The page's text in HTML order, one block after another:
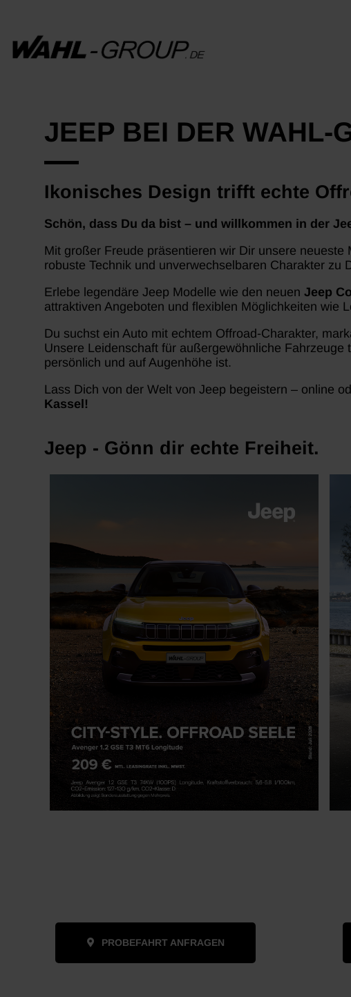
JEEP BEI DER WAHL-
Ikonisches Design trifft echte
Schön, dass Du da bist – und willkommen in der
Mit großer Freude präsentieren wir Dir unsere
robuste Technik und unverwechselbaren Charakter zu
Erlebe legendäre Jeep Modelle wie den neuen Jeep
attraktiven Angeboten und flexiblen Möglichkeiten wie
Du suchst ein Auto mit echtem Offroad-Charakter,
Unsere Leidenschaft für außergewöhnliche
persönlich und auf Augenhöhe ist.
Lass Dich von der Welt von Jeep begeistern – online
Kassel!
Jeep - Gönn dir echte Freiheit.
PROBEFAHRT ANFRAGEN